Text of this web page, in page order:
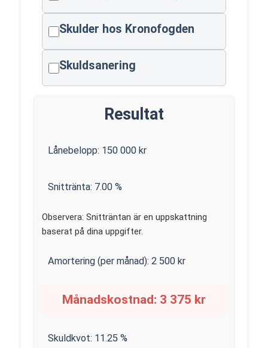
Skulder hos Kronofogden
Skuldsanering
Resultat
Lånebelopp: 150 000 kr
Snittränta: 7.00 %
Observera: Snitträntan är en uppskattning
baserat på dina uppgifter.
Amortering (per månad): 2 500 kr
Månadskostnad: 3 375 kr
Skuldkvot: 11.25 %